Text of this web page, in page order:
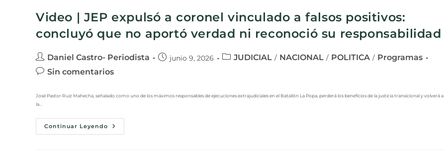
Video | JEP expulsó a coronel vinculado a falsos positivos:
concluyó que no aportó verdad ni reconoció su responsabilidad
Daniel Castro- Periodista junio 9, 2026 JUDICIAL / NACIONAL / POLITICA / Programas
Sin comentarios
José Pastor Ruiz Mahecha, señalado como uno de los máximos responsables de ejecuciones extrajudiciales en el Batallón La Popa, perderá los beneficios de la justicia transicional y volverá a
la…
Continuar Leyendo